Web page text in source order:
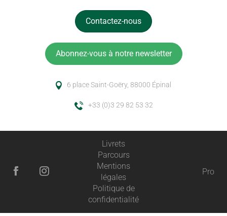
Contactez-nous
Abonnez-vous à notre newsletter
6 place Saint-Goëry, 88000 Épinal
+33 (0)3 29 82 53 32
Livrets
Parcours
Mentions
légales
Politique de
confidentialité
Pro